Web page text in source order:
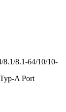
8.1/8.1-64/10/10-
A Port